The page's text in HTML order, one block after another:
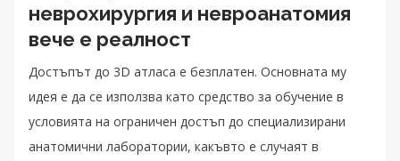
неврохирургия и невроанатомия
вече е реалност
Достъпът до 3D атласа е безплатен. Основната му
идея е да се използва като средство за обучение в
условията на ограничен достъп до специализирани
анатомични лаборатории, какъвто е случаят в